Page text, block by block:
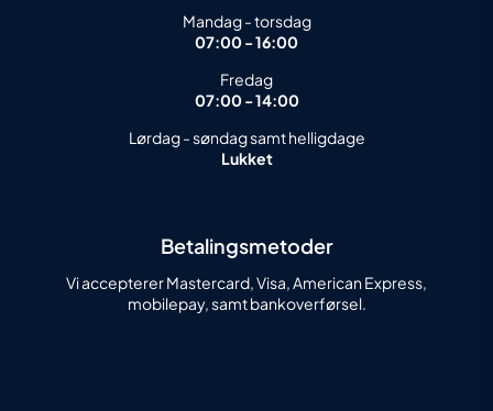
Mandag - torsdag
07:00 - 16:00
Fredag
07:00 - 14:00
Lørdag - søndag samt helligdage
Lukket
Betalingsmetoder
Vi accepterer Mastercard, Visa, American Express,
mobilepay, samt bankoverførsel.